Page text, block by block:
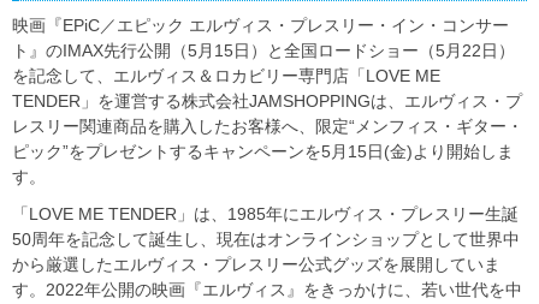
映画『EPiC／エピック エルヴィス・プレスリー・イン・コンサー
ト』のIMAX先行公開（5月15日）と全国ロードショー（5月22日）
を記念して、エルヴィス＆ロカビリー専門店「LOVE ME
TENDER」を運営する株式会社JAMSHOPPINGは、エルヴィス・プ
レスリー関連商品を購入したお客様へ、限定“メンフィス・ギター・
ピック”をプレゼントするキャンペーンを5月15日(金)より開始しま
す。
「LOVE ME TENDER」は、1985年にエルヴィス・プレスリー生誕
50周年を記念して誕生し、現在はオンラインショップとして世界中
から厳選したエルヴィス・プレスリー公式グッズを展開していま
す。2022年公開の映画『エルヴィス』をきっかけに、若い世代を中